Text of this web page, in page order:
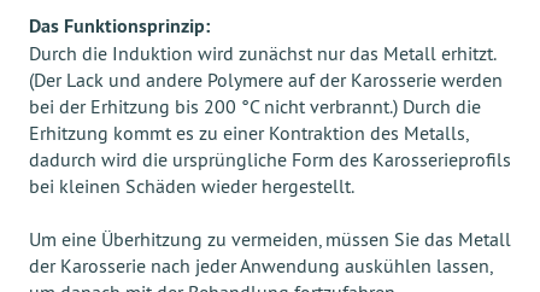
Das Funktionsprinzip:
Durch die Induktion wird zunächst nur das Metall erhitzt.
(Der Lack und andere Polymere auf der Karosserie werden
bei der Erhitzung bis 200 °C nicht verbrannt.) Durch die
Erhitzung kommt es zu einer Kontraktion des Metalls,
dadurch wird die ursprüngliche Form des Karosserieprofils
bei kleinen Schäden wieder hergestellt.
Um eine Überhitzung zu vermeiden, müssen Sie das Metall
der Karosserie nach jeder Anwendung auskühlen lassen,